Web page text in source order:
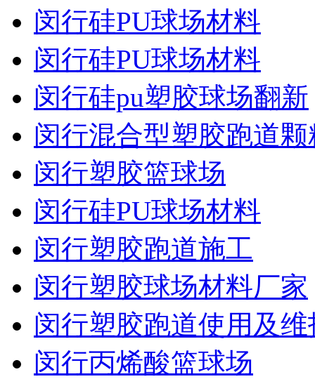
闵行硅PU球场材料
闵行硅PU球场材料
闵行硅pu塑胶球场翻新
闵行混合型塑胶跑道颗
闵行塑胶篮球场
闵行硅PU球场材料
闵行塑胶跑道施工
闵行塑胶球场材料厂家
闵行塑胶跑道使用及维
闵行丙烯酸篮球场